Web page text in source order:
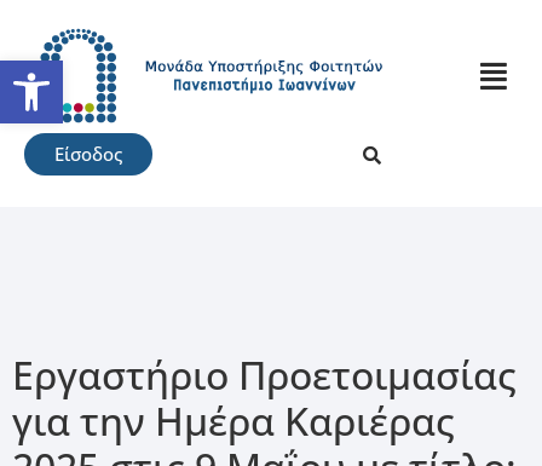
Ανοίξτε τη γραμμή
Είσοδος
Εργαστήριο Προετοιμασίας
για την Ημέρα Καριέρας